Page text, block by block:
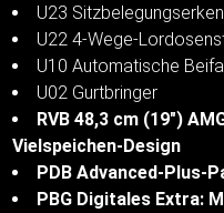
U23
U22 4-Wege-
U10 Automatische
U02 Gurtbringer
RVB 48,3 cm (19")
Vielspeichen-Design
PDB Advanced-Plus-
PBG Digitales Extra: